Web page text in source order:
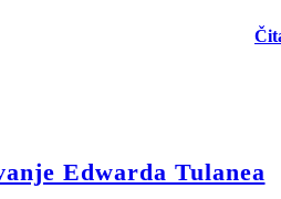
Edwarda Tulanea